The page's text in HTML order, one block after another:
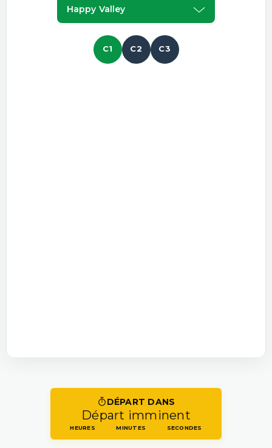
Happy Valley
C1 C2 C3
DÉPART DANS
Départ imminent
HEURES MINUTES SECONDES